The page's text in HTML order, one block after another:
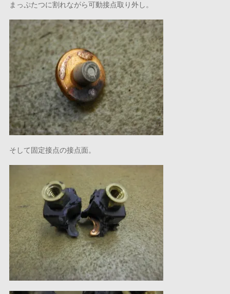
まっぷたつに割れながら可動接点取り外し。
そして固定接点の接点面。